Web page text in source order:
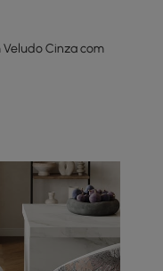
Veludo Cinza com